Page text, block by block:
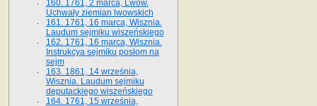
160. 1761, 2 marca, Lwów.
Uchwały ziemian lwowskich
161. 1761, 16 marca, Wisznia.
Laudum sejmiku wiszeńskiego
162. 1761, 16 marca, Wisznia.
Instrukcya sejmiku posłom na
sejm
163. 1861, 14 września,
Wisznia. Laudum sejmiku
deputackiego wiszeńskiego
164. 1761, 15 września,